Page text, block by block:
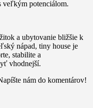
veľkým potenciálom.
a ubytovanie bližšie k
nápad, tiny house je
stabilite a
vhodnejší.
nám do komentárov!